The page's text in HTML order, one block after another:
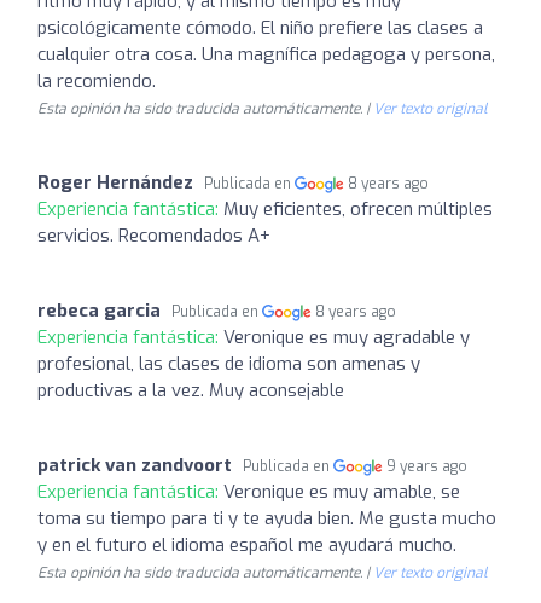
psicológicamente cómodo. El niño prefiere las clases a
cualquier otra cosa. Una magnífica pedagoga y persona,
la recomiendo.
Esta opinión ha sido traducida automáticamente. | Ver texto original
Roger Hernández Publicada en 8 years ago
Experiencia fantástica: Muy eficientes, ofrecen múltiples
servicios. Recomendados A+
rebeca garcia Publicada en 8 years ago
Experiencia fantástica: Veronique es muy agradable y
profesional, las clases de idioma son amenas y
productivas a la vez. Muy aconsejable
patrick van zandvoort Publicada en 9 years ago
Experiencia fantástica: Veronique es muy amable, se
toma su tiempo para ti y te ayuda bien. Me gusta mucho
y en el futuro el idioma español me ayudará mucho.
Esta opinión ha sido traducida automáticamente. | Ver texto original